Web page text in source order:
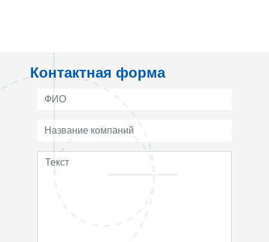
Контактная форма